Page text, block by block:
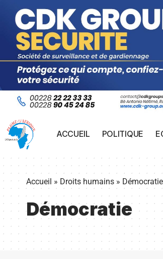
ACCUEIL POLITIQUE
Accueil » Droits humains » Démocratie
Démocratie